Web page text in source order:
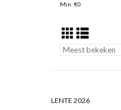
Min: €0
LENTE 2026